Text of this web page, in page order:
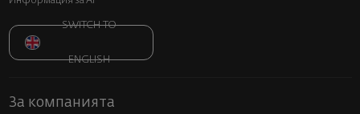
SWITCH TO
ENGLISH
За компанията